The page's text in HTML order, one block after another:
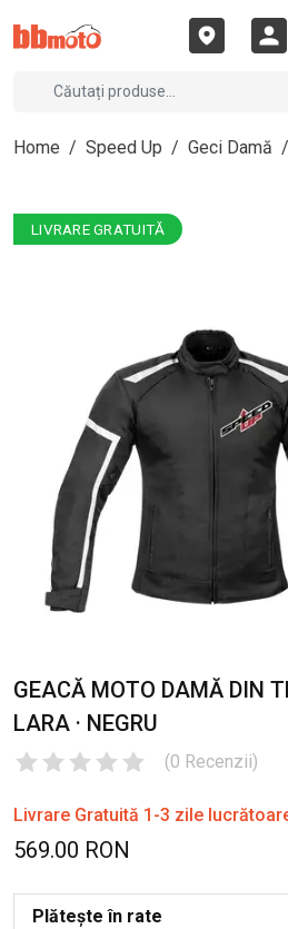
Home / Speed Up / Geci Damă /
LIVRARE GRATUITĂ
GEACĂ MOTO DAMĂ DIN
LARA · NEGRU
(0 Recenzii)
Livrare Gratuită 1-3 zile
569.00 RON
Plătește în rate